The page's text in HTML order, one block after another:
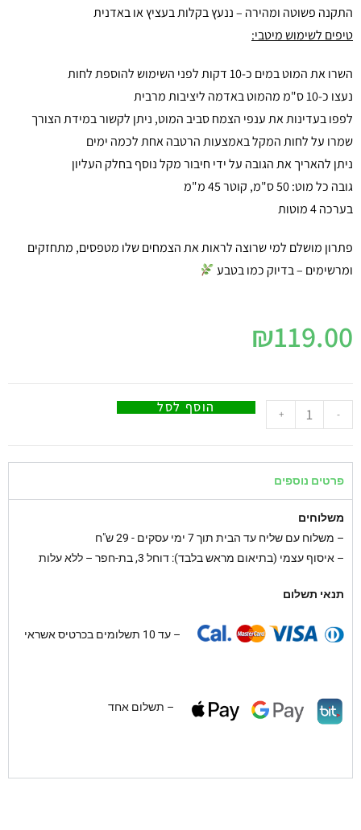
התקנה פשוטה ומהירה – ננעץ בקלות בעציץ או באדנית
טיפים לשימוש מיטבי:
השרו את המוט במים כ-10 דקות לפני השימוש להוספת לחות
נעצו כ-10 ס"מ מהמוט באדמה ליציבות מרבית
לפפו בעדינות את ענפי הצמח סביב המוט, ניתן לקשור במידת הצורך
שמרו על לחות המקל באמצעות הרטבה אחת לכמה ימים
ניתן להאריך את הגובה על ידי חיבור מקל נוסף בחלק העליון
גובה כל מוט: 50 ס"מ, קוטר 45 מ"מ
בערכה 4 מוטות
פתרון מושלם למי שרוצה לראות את הצמחים שלו מטפסים, מתחזקים
ומרשימים – בדיוק כמו בטבע
₪119.00
-
+ הוסף לסל
פרטים נוספים
משלוחים
– משלוח עם שליח עד הבית תוך 7 ימי עסקים - 29 ש"ח
– איסוף עצמי (בתיאום מראש בלבד): דוחל 3, בת-חפר – ללא עלות
תנאי תשלום
– עד 10 תשלומים בכרטיס אשראי
– תשלום אחד